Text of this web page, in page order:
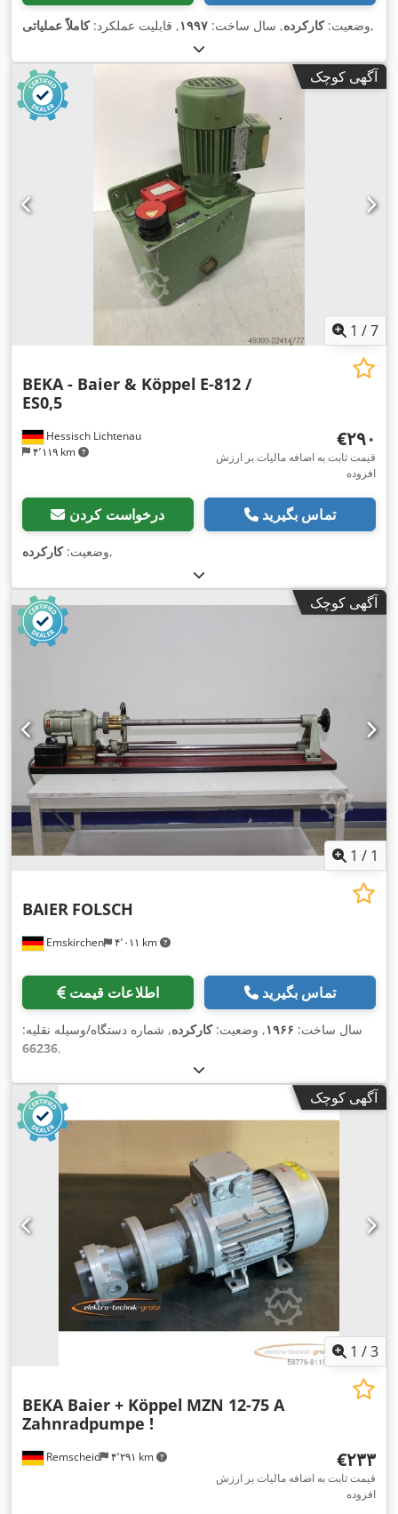
وضعیت:کارکرده, سال ساخت: ۱۹۹۷, قابلیت عملکرد:کاملاً عملیاتی ,
آگهی کوچک
1 /7
Hessisch Lichtenau
۴٬۱۱۹ km
BEKA - Baier & Köppel E-812 /
ES0,5
‎€۲۹۰
قیمت ثابت به اضافه مالیات بر ارزش
افزوده
درخواست کردن تماس بگیرید
وضعیت:کارکرده ,
آگهی کوچک
1 / 1
Emskirchen ۴٬۰۱۱ km
BAIER FOLSCH
اطلاعات قیمت تماس بگیرید
سال ساخت: ۱۹۶۶, وضعیت:کارکرده, شماره دستگاه/وسیله نقلیه:
66236,
آگهی کوچک
1 /3
Remscheid ۴٬۲۹۱ km
BEKA Baier + Köppel MZN 12-75 A
Zahnradpumpe !
‎€۲۳۳
قیمت ثابت به اضافه مالیات بر ارزش
افزوده